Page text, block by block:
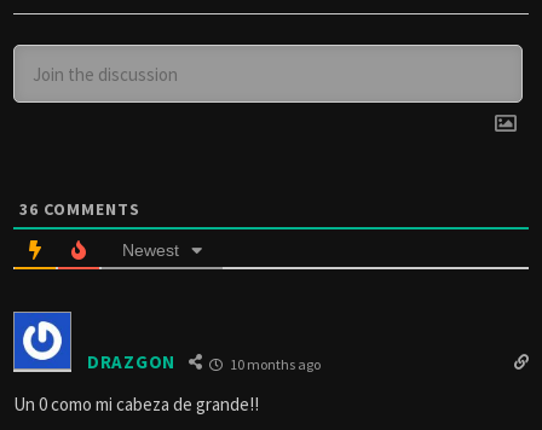
36 COMMENTS
Newest
DRAZGON 10 months ago
Un 0 como mi cabeza de grande!!